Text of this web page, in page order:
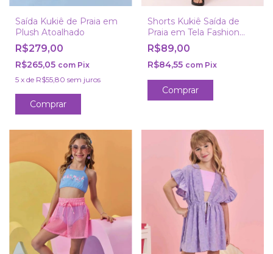
Saída Kukiê de Praia em
Plush Atoalhado
R$279,00
R$265,05 com Pix
5 x de R$55,80 sem juros
Comprar
Shorts Kukiê Saída de
Praia em Tela Fashion
Preto
R$89,00
R$84,55 com Pix
Comprar